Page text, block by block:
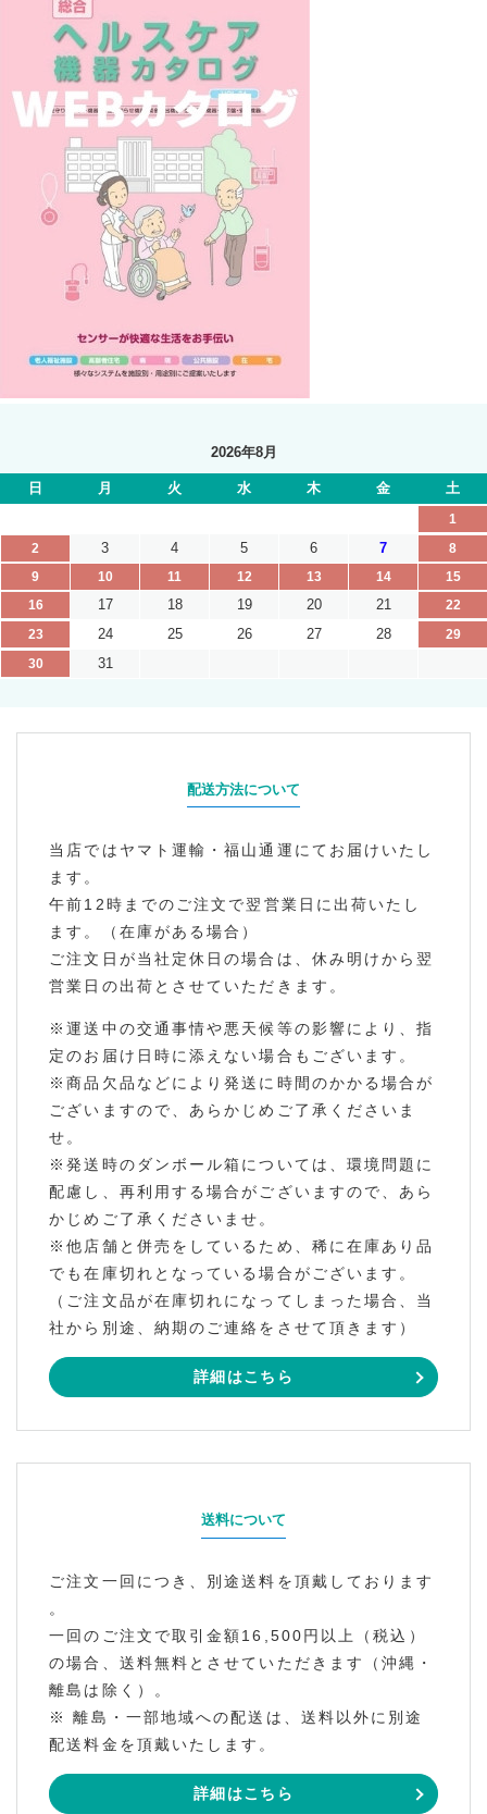
2026年8月
日 月 火 水 木 金 土
1
2
3 4 5 6 7
8
9
10 11 12 13 14
15
16
17 18 19 20 21
22
23
24 25 26 27 28
29
30
31
配送方法について
当店ではヤマト運輸・福山通運にてお届けいたし
ます。
午前12時までのご注文で翌営業日に出荷いたし
ます。（在庫がある場合）
ご注文日が当社定休日の場合は、休み明けから翌
営業日の出荷とさせていただきます。
※運送中の交通事情や悪天候等の影響により、指
定のお届け日時に添えない場合もございます。
※商品欠品などにより発送に時間のかかる場合が
ございますので、あらかじめご了承くださいま
せ。
※発送時のダンボール箱については、環境問題に
配慮し、再利用する場合がございますので、あら
かじめご了承くださいませ。
※他店舗と併売をしているため、稀に在庫あり品
でも在庫切れとなっている場合がございます。
（ご注文品が在庫切れになってしまった場合、当
社から別途、納期のご連絡をさせて頂きます）
詳細はこちら
送料について
ご注文一回につき、別途送料を頂戴しております
。
一回のご注文で取引金額16,500円以上（税込）
の場合、送料無料とさせていただきます（沖縄・
離島は除く）。
※ 離島・一部地域への配送は、送料以外に別途
配送料金を頂戴いたします。
詳細はこちら